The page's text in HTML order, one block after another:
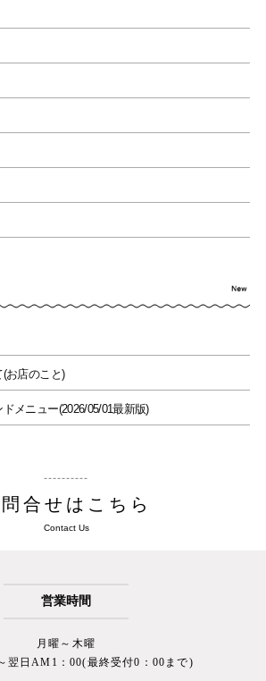
お店のこと)
ニュー(2026/05/01最新版)
合せはこちら
Contact Us
営業時間
月曜～木曜
翌日AM1：00(最終受付0：00まで)